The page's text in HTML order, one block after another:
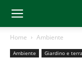
Home Ambiente
Ambiente Giardino e